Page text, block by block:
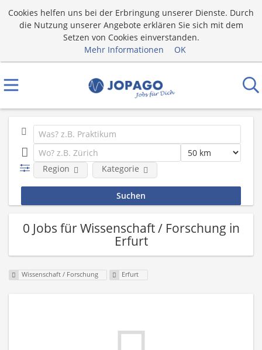
Cookies helfen uns bei der Erbringung unserer Dienste. Durch
die Nutzung unserer Angebote erklären Sie sich mit dem
Setzen von Cookies einverstanden.
Mehr Informationen
OK
Region Kategorie
0 Jobs für Wissenschaft / Forschung in
Erfurt
Wissenschaft / Forschung Erfurt